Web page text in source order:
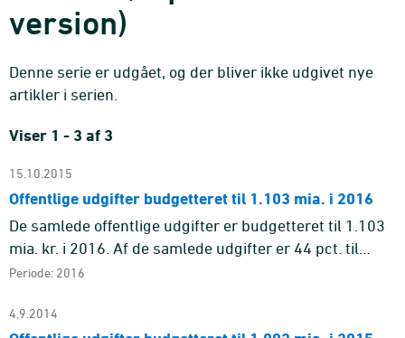
version)
Denne serie er udgået, og der bliver ikke udgivet nye
artikler i serien.
Viser 1 - 3 af 3
15.10.2015
Offentlige udgifter budgetteret til 1.103 mia. i 2016
De samlede offentlige udgifter er budgetteret til 1.103
mia. kr. i 2016. Af de samlede udgifter er 44 pct. til
social beskyttelse, som dermed er det største
Periode: 2016
4.9.2014